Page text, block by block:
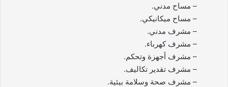
– مساح مدني.
– مساح ميكانيكي.
– مشرف مدني.
– مشرف كهرباء.
– مشرف أجهزة وتحكم.
– مشرف تقدير تكاليف.
– مشرف صحة وسلامة بيئية.